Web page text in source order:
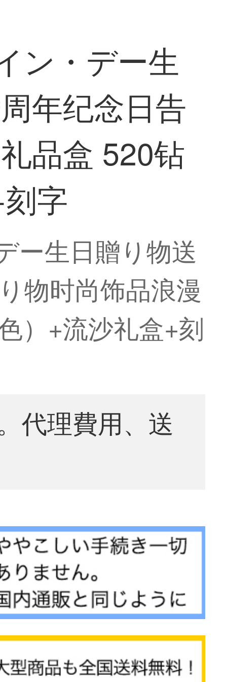
ン・デー生
年纪念日告
品盒 520钻
字
ー生日贈り物送
物时尚饰品浪漫
）+流沙礼盒+刻
代理費用、送